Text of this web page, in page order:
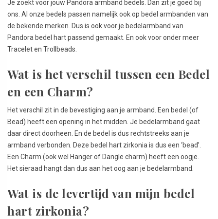
Je zoekt voor jouw Pandora armband bedels. Dan zit je goed bij
ons. Al onze bedels passen namelijk ook op bedel armbanden van
de bekende merken. Dus is ook voor je bedelarmband van
Pandora bedel hart passend gemaakt. En ook voor onder meer
Tracelet en Trollbeads.
Wat is het verschil tussen een Bedel
en een Charm?
Het verschil zit in de bevestiging aan je armband. Een bedel (of
Bead) heeft een opening in het midden. Je bedelarmband gaat
daar direct doorheen. En de bedel is dus rechtstreeks aan je
armband verbonden. Deze bedel hart zirkonia is dus een ‘bead’.
Een Charm (ook wel Hanger of Dangle charm) heeft een oogje.
Het sieraad hangt dan dus aan het oog aan je bedelarmband.
Wat is de levertijd van mijn bedel
hart zirkonia?